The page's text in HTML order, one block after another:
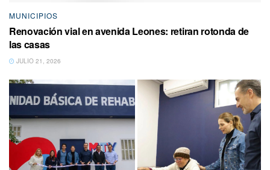
MUNICIPIOS
Renovación vial en avenida Leones: retiran rotonda de
las casas
JULIO 21, 2026